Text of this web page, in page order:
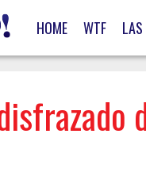
HOME WTF LAS